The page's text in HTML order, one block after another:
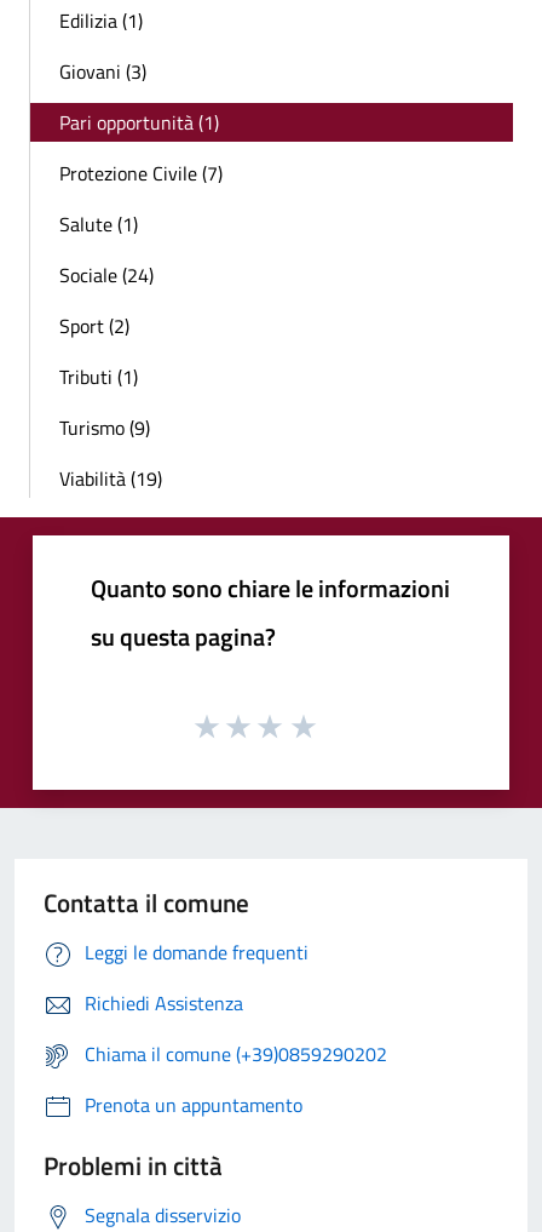
Edilizia (1)
Giovani (3)
Pari opportunità (1)
Protezione Civile (7)
Salute (1)
Sociale (24)
Sport (2)
Tributi (1)
Turismo (9)
Viabilità (19)
Quanto sono chiare le informazioni
su questa pagina?
Contatta il comune
Leggi le domande frequenti
Richiedi Assistenza
Chiama il comune (+39)0859290202
Prenota un appuntamento
Problemi in città
Segnala disservizio